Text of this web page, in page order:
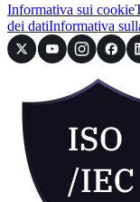
Informativa sui cookie
dei datiInformativa